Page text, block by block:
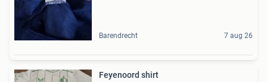
Barendrecht 7 aug 26
Feyenoord shirt